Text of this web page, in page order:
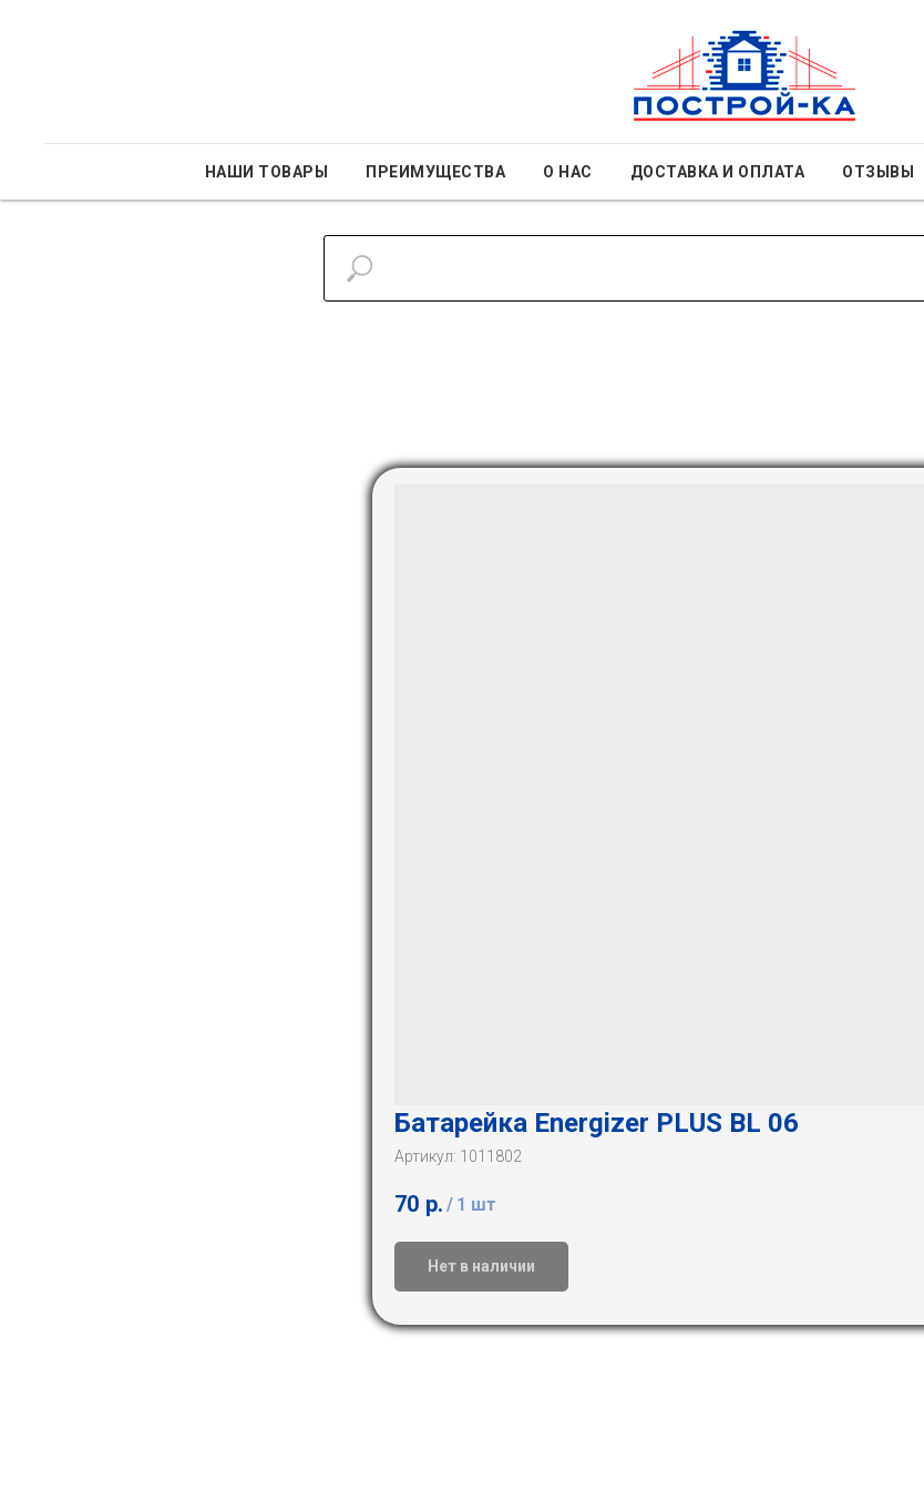
НАШИ ТОВАРЫ ПРЕИМУЩЕСТВА О НАС ДОСТАВКА И ОПЛАТА ОТЗЫВЫ
Батарейка Energizer PLUS BL 06
Артикул: 1011802
70 р. / 1 шт
Нет в наличии